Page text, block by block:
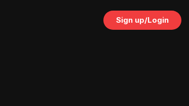
Sign up/Login